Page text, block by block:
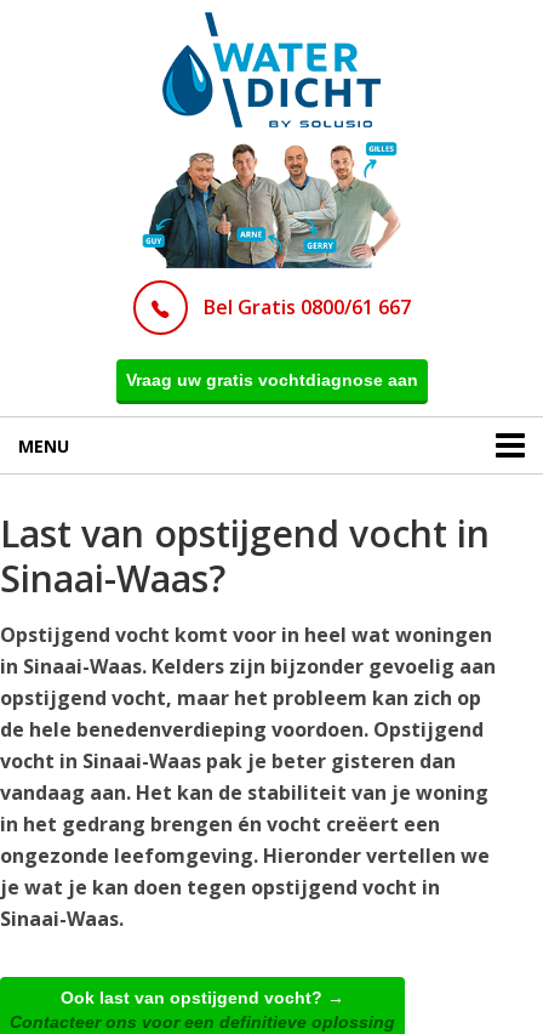
Bel Gratis 0800/61 667
Vraag uw gratis vochtdiagnose aan
MENU
Last van opstijgend vocht in
Sinaai-Waas?
Opstijgend vocht komt voor in heel wat woningen
in Sinaai-Waas. Kelders zijn bijzonder gevoelig aan
opstijgend vocht, maar het probleem kan zich op
de hele benedenverdieping voordoen. Opstijgend
vocht in Sinaai-Waas pak je beter gisteren dan
vandaag aan. Het kan de stabiliteit van je woning
in het gedrang brengen én vocht creëert een
ongezonde leefomgeving. Hieronder vertellen we
je wat je kan doen tegen opstijgend vocht in
Sinaai-Waas.
Ook last van opstijgend vocht? →
Contacteer ons voor een definitieve oplossing